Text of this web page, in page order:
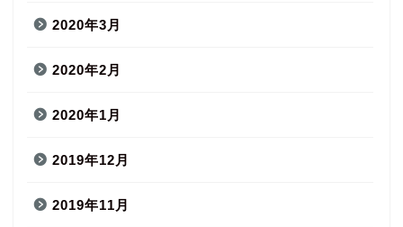
2020年3月
2020年2月
2020年1月
2019年12月
2019年11月